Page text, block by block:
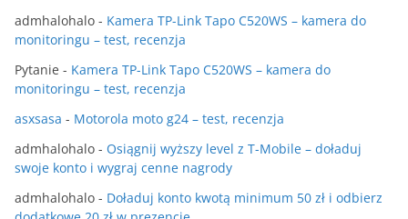
admhalohalo - Kamera TP-Link Tapo C520WS – kamera do
monitoringu – test, recenzja
Pytanie - Kamera TP-Link Tapo C520WS – kamera do
monitoringu – test, recenzja
asxsasa - Motorola moto g24 – test, recenzja
admhalohalo - Osiągnij wyższy level z T-Mobile – doładuj
swoje konto i wygraj cenne nagrody
admhalohalo - Doładuj konto kwotą minimum 50 zł i odbierz